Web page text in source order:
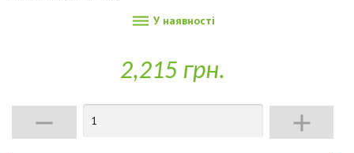
 У наявності
2,215 грн.
 